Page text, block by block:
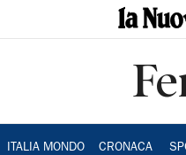
ITALIA MONDO CRONACA